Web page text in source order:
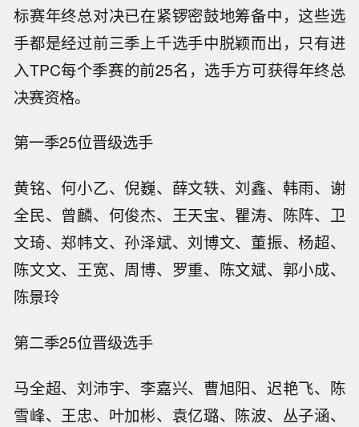
标赛年终总对决已在紧锣密鼓地筹备中，这些选
手都是经过前三季上千选手中脱颖而出，只有进
入TPC每个季赛的前25名，选手方可获得年终总
决赛资格。
第一季25位晋级选手
黄铭、何小乙、倪巍、薛文轶、刘鑫、韩雨、谢
全民、曾麟、何俊杰、王天宝、瞿涛、陈阵、卫
文琦、郑帏文、孙泽斌、刘博文、董振、杨超、
陈文文、王宽、周博、罗重、陈文斌、郭小成、
陈景玲
第二季25位晋级选手
马全超、刘沛宇、李嘉兴、曹旭阳、迟艳飞、陈
雪峰、王忠、叶加彬、袁亿璐、陈波、丛子涵、